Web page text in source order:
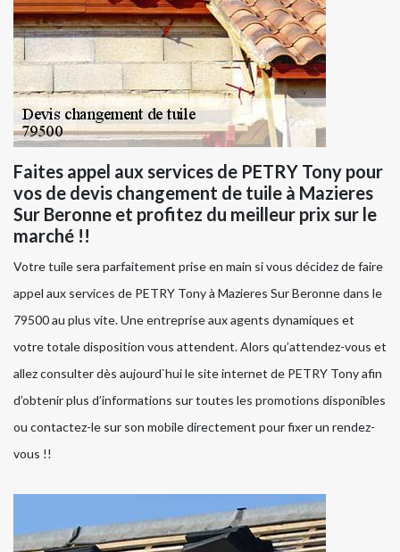
Faites appel aux services de PETRY Tony pour
vos de devis changement de tuile à Mazieres
Sur Beronne et profitez du meilleur prix sur le
marché !!
Votre tuile sera parfaitement prise en main si vous décidez de faire
appel aux services de PETRY Tony à Mazieres Sur Beronne dans le
79500 au plus vite. Une entreprise aux agents dynamiques et
votre totale disposition vous attendent. Alors qu’attendez-vous et
allez consulter dès aujourd`hui le site internet de PETRY Tony afin
d’obtenir plus d’informations sur toutes les promotions disponibles
ou contactez-le sur son mobile directement pour fixer un rendez-
vous !!